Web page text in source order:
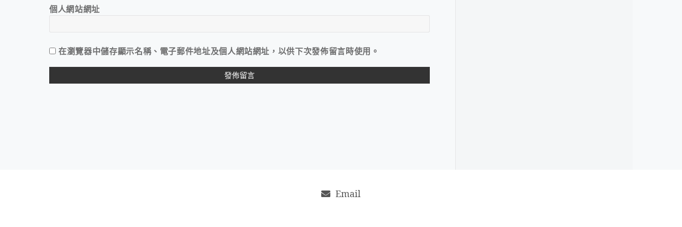
個人網站網址
在瀏覽器中儲存顯示名稱、電子郵件地址及個人網站網址，以供下次發佈留言時使用。
Email